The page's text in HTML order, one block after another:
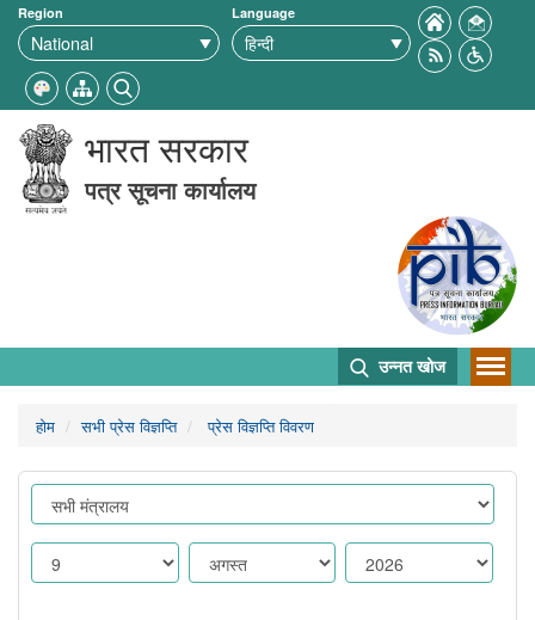
Region Language
भारत सरकार
पत्र सूचना कार्यालय
उन्नत खोज
होम सभी प्रेस विज्ञप्ति प्रेस विज्ञप्ति विवरण